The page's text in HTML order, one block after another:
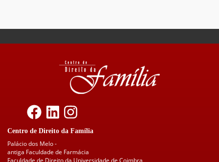
Centro de Direito da Família
Palácio dos Melo -
antiga Faculdade de Farmácia
Faculdade de Direito da Universidade de Coimbra